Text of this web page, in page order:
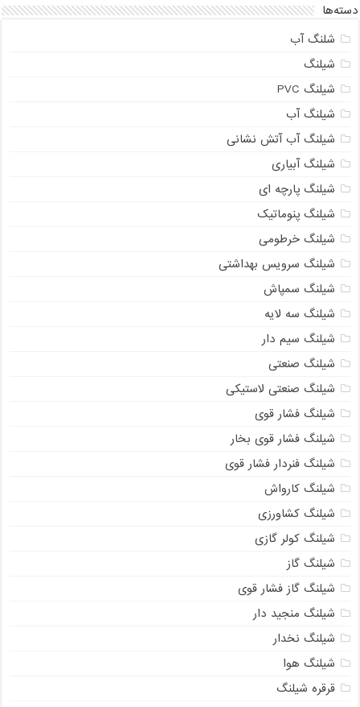
دسته‌ها
شلنگ آب
شیلنگ
شیلنگ PVC
شیلنگ آب
شیلنگ آب آتش نشانی
شیلنگ آبیاری
شیلنگ پارچه ای
شیلنگ پنوماتیک
شیلنگ خرطومی
شیلنگ سرویس بهداشتی
شیلنگ سمپاش
شیلنگ سه لایه
شیلنگ سیم دار
شیلنگ صنعتی
شیلنگ صنعتی لاستیکی
شیلنگ فشار قوی
شیلنگ فشار قوی بخار
شیلنگ فنردار فشار قوی
شیلنگ کارواش
شیلنگ کشاورزی
شیلنگ کولر گازی
شیلنگ گاز
شیلنگ گاز فشار قوی
شیلنگ منجید دار
شیلنگ نخدار
شیلنگ هوا
قرقره شیلنگ